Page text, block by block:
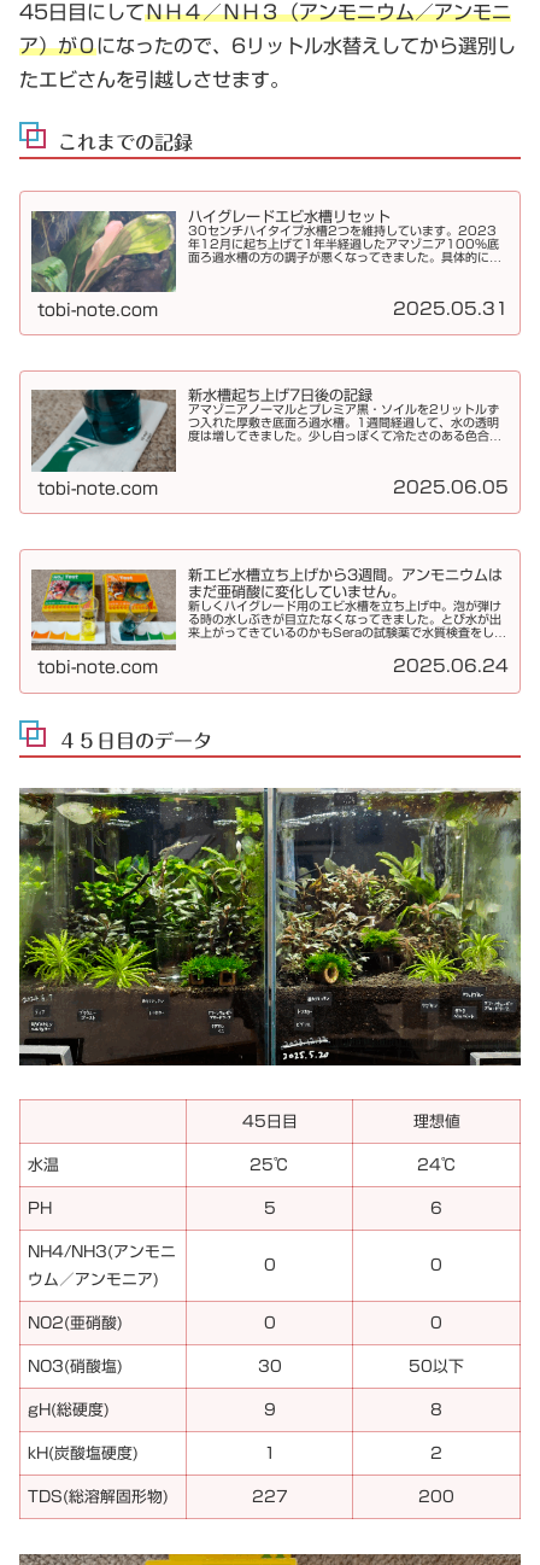
45日目にしてＮＨ４／ＮＨ３（アンモニウム／アンモニ
ア）が０になったので、6リットル水替えしてから選別し
たエビさんを引越しさせます。
これまでの記録
ハイグレードエビ水槽リセット
30センチハイタイプ水槽2つを維持しています。2023
年12月に起ち上げて1年半経過したアマゾニア100％底
面ろ過水槽の方の調子が悪くなってきました。具体的に言
tobi-note.com 2025.05.31
新水槽起ち上げ7日後の記録
アマゾニアノーマルとプレミア黒・ソイルを2リットルず
つ入れた厚敷き底面ろ過水槽。1週間経過して、水の透明
度は増してきました。少し白っぽくて冷たさのある色合
tobi-note.com 2025.06.05
新エビ水槽立ち上げから3週間。アンモニウムは
まだ亜硝酸に変化していません。
新しくハイグレード用のエビ水槽を立ち上げ中。泡が弾け
る時の水しぶきが目立たなくなってきました。とび水が出
来上がってきているのかもSeraの試験薬で水質検査をしま
tobi-note.com 2025.06.24
４５日目のデータ
45日目 理想値
水温 25℃ 24℃
PH 5 6
NH4/NH3(アンモニ
ウム／アンモニア)
0 0
NO2(亜硝酸) 0 0
NO3(硝酸塩) 30 50以下
gH(総硬度) 9 8
kH(炭酸塩硬度) 2
TDS(総溶解固形物) 227 200